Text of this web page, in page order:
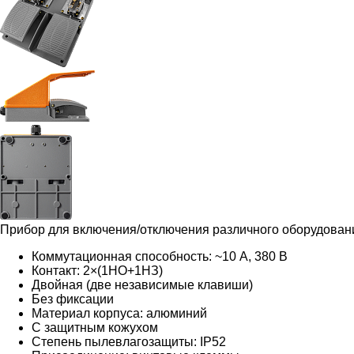
Прибор для включения/отключения различного
Коммутационная способность: ~10 А, 380 В
Контакт: 2×(1НО+1НЗ)
Двойная (две независимые клавиши)
Без фиксации
Материал корпуса: алюминий
С защитным кожухом
Степень пылевлагозащиты: IP52